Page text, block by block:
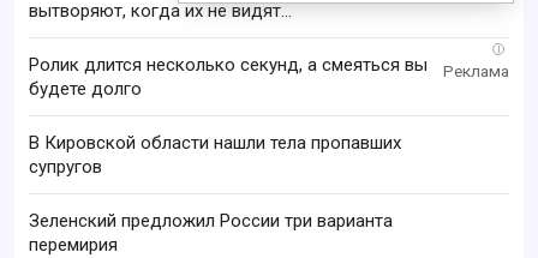
вытворяют, когда их не видят...
i
Ролик длится несколько секунд, а смеяться вы
будете долго
В Кировской области нашли тела пропавших
супругов
Зеленский предложил России три варианта
перемирия